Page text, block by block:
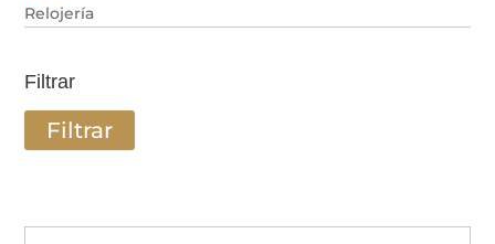
Relojería
Filtrar
Filtrar